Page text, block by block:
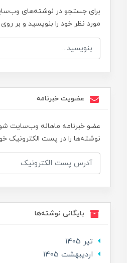
برای جستجو در نوشته‌های
مورد نظر خود را بنویسید و بر
عضویت خبرنامه
عضو خبرنامه ماهانه وب‌سایت
نوشته‌ها را در پست الکترونیک
بایگانی نوشته‌ها
تير 1405
ارديبهشت 1405